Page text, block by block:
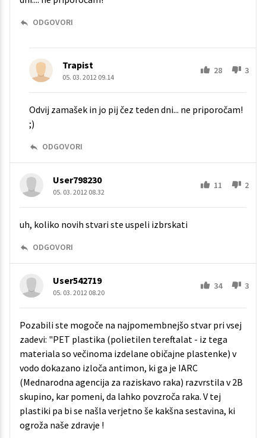
ODGOVORI
Trapist
05. 03. 2012 09.14
28 3
Odvij zamašek in jo pij čez teden dni... ne priporočam!
;)
ODGOVORI
User798230
05. 03. 2012 08.32
11 2
uh, koliko novih stvari ste uspeli izbrskati
ODGOVORI
User542719
05. 03. 2012 08.20
34 3
Pozabili ste mogoče na najpomembnejšo stvar pri vsej
zadevi: "PET plastika (polietilen tereftalat - iz tega
materiala so večinoma izdelane običajne plastenke) v
vodo dokazano izloča antimon, ki ga je IARC
(Mednarodna agencija za raziskavo raka) razvrstila v 2B
skupino, kar pomeni, da lahko povzroča raka. V tej
plastiki pa bi se našla verjetno še kakšna sestavina, ki
ogroža naše zdravje !